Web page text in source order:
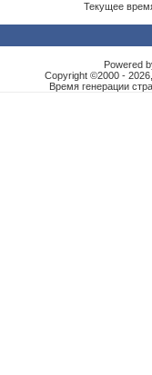
Текущее
Powered
Copyright ©2000 -
Время генерации